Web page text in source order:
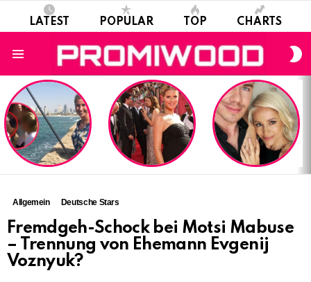
LATEST POPULAR TOP CHARTS
LATEST
STORIES
Allgemein Deutsche Stars
Fremdgeh-Schock bei Motsi Mabuse
– Trennung von Ehemann Evgenij
Voznyuk?